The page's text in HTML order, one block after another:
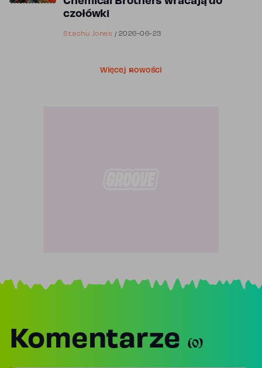
czołówki
Stachu Jones / 2026-06-23
Więcej nowości
Komentarze (0)